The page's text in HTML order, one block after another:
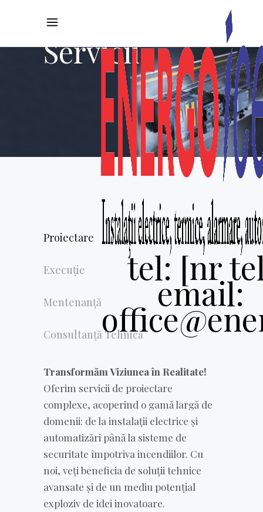
Servicii
Proiectare
Execuție
Mentenanță
Consultanță Tehnică
Transformăm Viziunea în Realitate!
Oferim servicii de proiectare
complexe, acoperind o gamă largă de
domenii: de la instalații electrice și
automatizări până la sisteme de
securitate împotriva incendiilor. Cu
noi, veți beneficia de soluții tehnice
avansate și de un mediu potențial
exploziv de idei inovatoare.